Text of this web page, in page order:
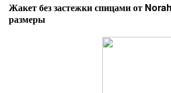
Жакет без застежки спицами от
размеры